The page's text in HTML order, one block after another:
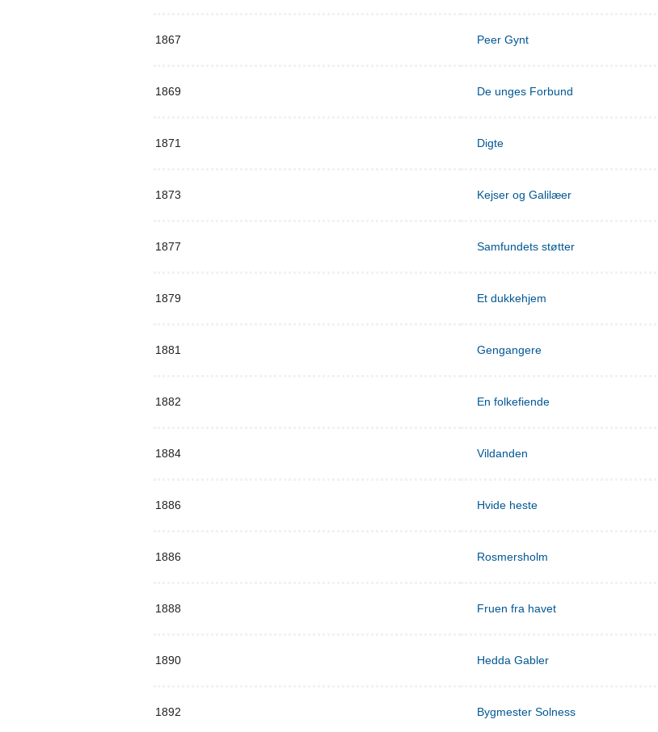
1867 Peer Gynt
1869 De unges Forbund
1871 Digte
1873 Kejser og Galilæer
1877 Samfundets støtter
1879 Et dukkehjem
1881 Gengangere
1882 En folkefiende
1884 Vildanden
1886 Hvide heste
1886 Rosmersholm
1888 Fruen fra havet
1890 Hedda Gabler
1892 Bygmester Solness